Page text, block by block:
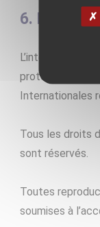
6.
L’intégralité du
protégée par
Internationales
Tous les droits
sont réservés.
Toutes
soumises à